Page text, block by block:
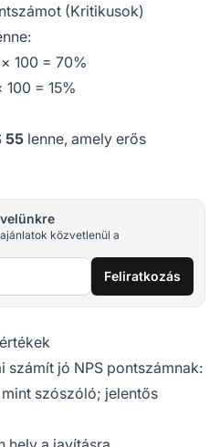
(Kritikusok)
100 = 70%
= 15%
55 lenne, amely erős
közvetlenül a
Feliratkozás
számít jó NPS pontszámnak:
szószóló; jelentős